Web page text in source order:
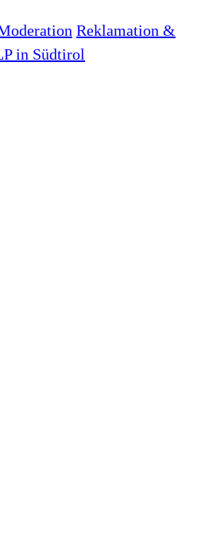
Reklamation &
in Südtirol